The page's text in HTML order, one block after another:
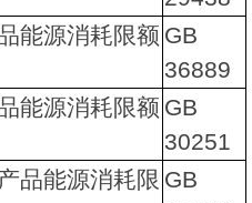
能源消耗限额 GB
36889
能源消耗限额 GB
30251
品能源消耗限 GB